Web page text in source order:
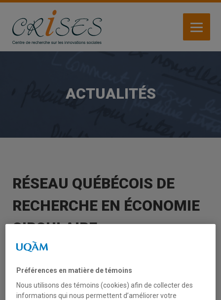
Aller
contenu
principal
ACTUALITÉS
RÉSEAU QUÉBÉCOIS DE
RECHERCHE EN ÉCONOMIE
CIRCULAIRE
partager cette nouvelle :Emmanuel B.
Rauffflet, professeur au Département de
Management d’HEC Montréal, estco-
Préférences en matière de témoins
Nous utilisons des témoins (cookies) afin de collecter des
informations qui nous permettent d’améliorer votre